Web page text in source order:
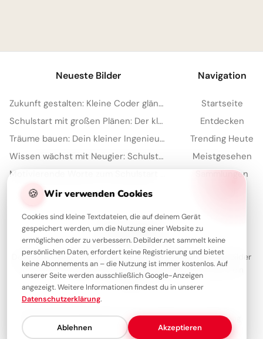
🍪 Wir verwenden Cookies
Cookies sind kleine Textdateien, die auf deinem Gerät
gespeichert werden, um die Nutzung einer Website zu
ermöglichen oder zu verbessern. Debilder.net sammelt keine
persönlichen Daten, erfordert keine Registrierung und bietet
keine Abonnements an – die Nutzung ist immer kostenlos. Auf
unserer Seite werden ausschließlich Google-Anzeigen
angezeigt. Weitere Informationen findest du in unserer
Datenschutzerklärung.
Ablehnen Akzeptieren
Neueste Bilder
Zukunft gestalten: Kleine Coder glänzen für Instagram
Schulstart mit großen Plänen: Der kleine Architekt erobert Pinterest!
Träume bauen: Dein kleiner Ingenieur startet durch – perfekt für WhatsApp!
Wissen wächst mit Neugier: Schulstart-Impulse, perfekt für Threads
Navigation
Startseite
Entdecken
Trending Heute
Meistgesehen
Sammlungen
Über Debilder
Debilder ist deine Plattform für die schönsten Grüße und Bilder
zum Teilen. Entdecke unsere Sammlung und verschenke ein
Lächeln!
Über unsKontaktRedaktionImpressumDatenschutzerklärung